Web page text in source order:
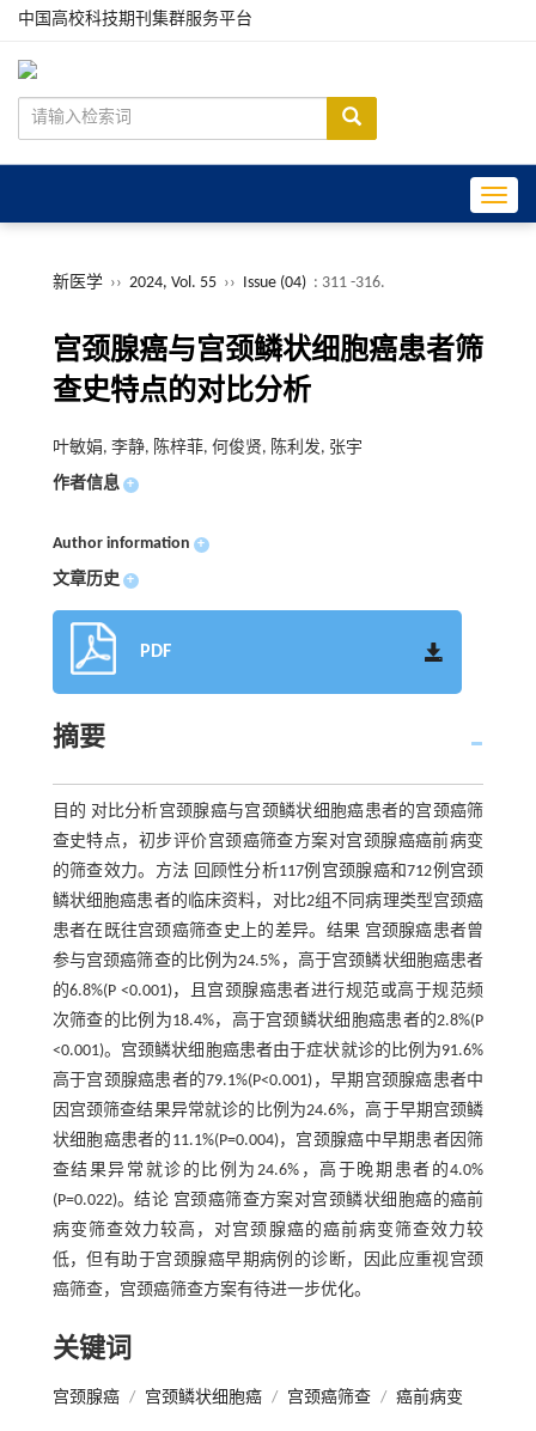
中国高校科技期刊集群服务平台
新医学 ›› 2024, Vol. 55 ›› Issue (04) : 311 -316.
宫颈腺癌与宫颈鳞状细胞癌患者筛
查史特点的对比分析
叶敏娟, 李静, 陈梓菲, 何俊贤, 陈利发, 张宇
作者信息 +
Author information +
文章历史 +
PDF
摘要
目的 对比分析宫颈腺癌与宫颈鳞状细胞癌患者的宫颈癌筛
查史特点，初步评价宫颈癌筛查方案对宫颈腺癌癌前病变
的筛查效力。方法 回顾性分析117例宫颈腺癌和712例宫颈
鳞状细胞癌患者的临床资料，对比2组不同病理类型宫颈癌
患者在既往宫颈癌筛查史上的差异。结果 宫颈腺癌患者曾
参与宫颈癌筛查的比例为24.5%，高于宫颈鳞状细胞癌患者
的6.8%(P <0.001)，且宫颈腺癌患者进行规范或高于规范频
次筛查的比例为18.4%，高于宫颈鳞状细胞癌患者的2.8%(P
<0.001)。宫颈鳞状细胞癌患者由于症状就诊的比例为91.6%
高于宫颈腺癌患者的79.1%(P<0.001)，早期宫颈腺癌患者中
因宫颈筛查结果异常就诊的比例为24.6%，高于早期宫颈鳞
状细胞癌患者的11.1%(P=0.004)，宫颈腺癌中早期患者因筛
查结果异常就诊的比例为24.6%，高于晚期患者的4.0%
(P=0.022)。结论 宫颈癌筛查方案对宫颈鳞状细胞癌的癌前
病变筛查效力较高，对宫颈腺癌的癌前病变筛查效力较
低，但有助于宫颈腺癌早期病例的诊断，因此应重视宫颈
癌筛查，宫颈癌筛查方案有待进一步优化。
关键词
宫颈腺癌 / 宫颈鳞状细胞癌 / 宫颈癌筛查 / 癌前病变